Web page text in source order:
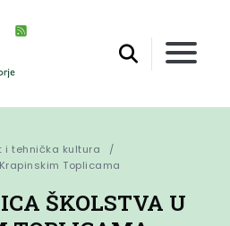
i tehnička kultura
Toplicama
ŠKOLSTVA U